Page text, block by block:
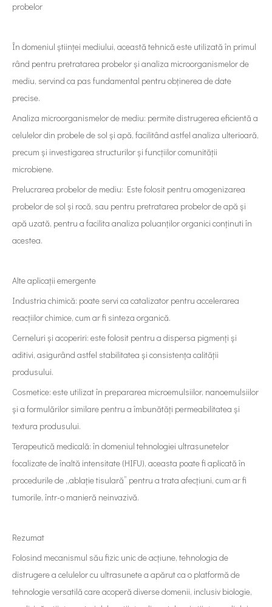
probelor
În domeniul științei mediului, această tehnică este utilizată în primul
rând pentru pretratarea probelor și analiza microorganismelor de
mediu, servind ca pas fundamental pentru obținerea de date
precise.
Analiza microorganismelor de mediu: permite distrugerea eficientă a
celulelor din probele de sol și apă, facilitând astfel analiza ulterioară,
precum și investigarea structurilor și funcțiilor comunității
microbiene.
Prelucrarea probelor de mediu: Este folosit pentru omogenizarea
probelor de sol și rocă, sau pentru pretratarea probelor de apă și
apă uzată, pentru a facilita analiza poluanților organici conținuti în
acestea.
Alte aplicații emergente
Industria chimică: poate servi ca catalizator pentru accelerarea
reacțiilor chimice, cum ar fi sinteza organică.
Cerneluri și acoperiri: este folosit pentru a dispersa pigmenți și
aditivi, asigurând astfel stabilitatea și consistența calității
produsului.
Cosmetice: este utilizat în prepararea microemulsiilor, nanoemulsiilor
și a formulărilor similare pentru a îmbunătăți permeabilitatea și
textura produsului.
Terapeutică medicală: în domeniul tehnologiei ultrasunetelor
focalizate de înaltă intensitate (HIFU), aceasta poate fi aplicată în
procedurile de „ablație tisulară” pentru a trata afecțiuni, cum ar fi
tumorile, într-o manieră neinvazivă.
Rezumat
Folosind mecanismul său fizic unic de acțiune, tehnologia de
distrugere a celulelor cu ultrasunete a apărut ca o platformă de
tehnologie versatilă care acoperă diverse domenii, inclusiv biologie,